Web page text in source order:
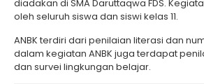
diadakan di SMA Daruttaqwa FDS.
oleh seluruh siswa dan siswi kelas 11.
ANBK terdiri dari penilaian literasi dan
dalam kegiatan ANBK juga terdapat
dan survei lingkungan belajar.